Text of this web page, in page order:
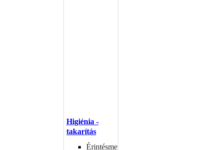
Higiénia -
takarítás
Érintésmentes